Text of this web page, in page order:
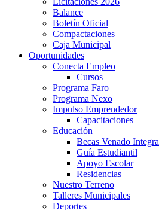
Balance
Boletín Oficial
Compactaciones
Caja Municipal
Oportunidades
Conecta Empleo
Cursos
Programa Faro
Programa Nexo
Impulso Emprendedor
Capacitaciones
Educación
Becas Venado Integra
Guía Estudiantil
Apoyo Escolar
Residencias
Nuestro Terreno
Talleres Municipales
Deportes